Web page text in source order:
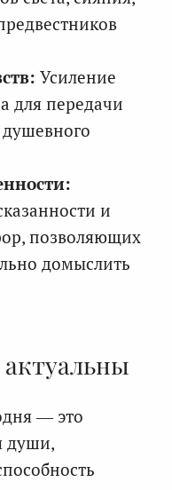
Усиление
для передачи
и
позволяющих
домыслить
— это
души,